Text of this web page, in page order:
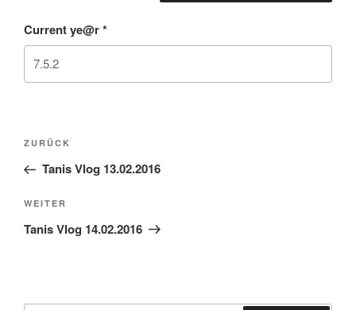
Current ye@r*
Beitragsnavigation
Vorheriger
Beitrag
ZURÜCK
Tanis Vlog 13.02.2016
Nächster
Beitrag
WEITER
Tanis Vlog 14.02.2016